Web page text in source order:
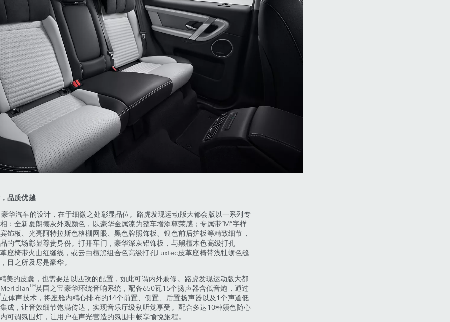
品质优越
的设计，在于细微之处彰显品位。路虎发现运动版大都会版以一系列专
：全新夏朗德灰外观颜色，以豪华金属漆为整车增添尊荣感；专属带“M”字样
饰板、光亮阿特拉斯色格栅网眼、黑色牌照饰板、银色前后护板等精致细节，
的气场彰显尊贵身份。打开车门，豪华深灰铝饰板，与黑檀木色高级打孔
座椅带火山红缝线，或云白檀黑组合色高级打孔Luxtec皮革座椅带浅牡蛎色缝
目之所及尽是豪华。
囊，也需要足以匹敌的配置，如此可谓内外兼修。路虎发现运动版大都
TM英国之宝豪华环绕音响系统，配备650瓦15个扬声器含低音炮，通过
立体声技术，将座舱内精心排布的14个前置、侧置、后置扬声器以及1个声道低
成，让音效细节饱满传达，实现音乐厅级别听觉享受。配合多达10种颜色随心
可调氛围灯，让用户在声光营造的氛围中畅享愉悦旅程。